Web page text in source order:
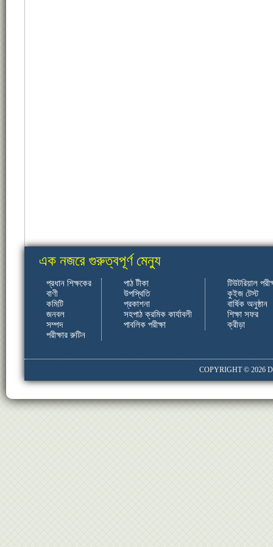
এক নজরে গুরুত্বপূর্ণ মেন্যু
প্রধান শিক্ষকের
বাণী
কমিটি
জনবল
সম্পদ
পরীক্ষার রুটিন
পাঠ টীকা
উপস্থিতি
প্রকাশনা
সহপাঠ ক্রমিক কার্যাবলী
পাবলিক পরীক্ষা
টিউটরিয়াল
কুইজ টেস্ট
বার্ষিক অনুষ্ঠান
শিক্ষা সফর
ক্রীড়া
COPYRIGHT © 2026